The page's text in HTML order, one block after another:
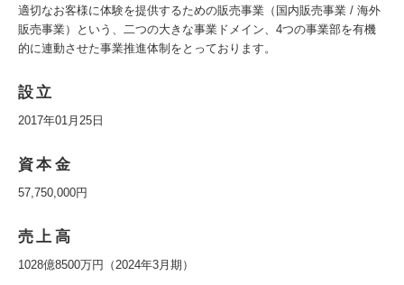
適切なお客様に体験を提供するための販売事業（国内販売事業 / 海外
販売事業）という、二つの大きな事業ドメイン、4つの事業部を有機
的に連動させた事業推進体制をとっております。
設立
2017年01月25日
資本金
57,750,000円
売上高
1028億8500万円（2024年3月期）